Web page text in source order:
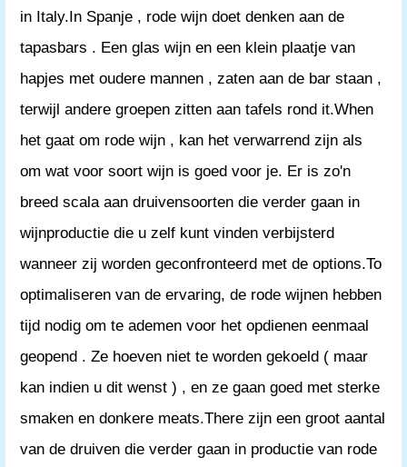
in Italy.In Spanje , rode wijn doet denken aan de
tapasbars . Een glas wijn en een klein plaatje van
hapjes met oudere mannen , zaten aan de bar staan ​​,
terwijl andere groepen zitten aan tafels rond it.When
het gaat om rode wijn , kan het verwarrend zijn als
om wat voor soort wijn is goed voor je. Er is zo'n
breed scala aan druivensoorten die verder gaan in
wijnproductie die u zelf kunt vinden verbijsterd
wanneer zij worden geconfronteerd met de options.To
optimaliseren van de ervaring, de rode wijnen hebben
tijd nodig om te ademen voor het opdienen eenmaal
geopend . Ze hoeven niet te worden gekoeld ( maar
kan indien u dit wenst ) , en ze gaan goed met sterke
smaken en donkere meats.There zijn een groot aantal
van de druiven die verder gaan in productie van rode